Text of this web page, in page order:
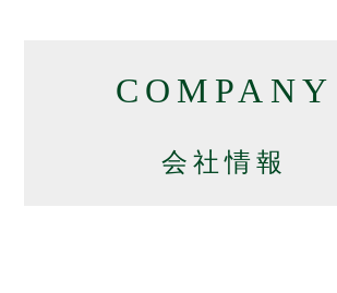
COMPANY
会社情報